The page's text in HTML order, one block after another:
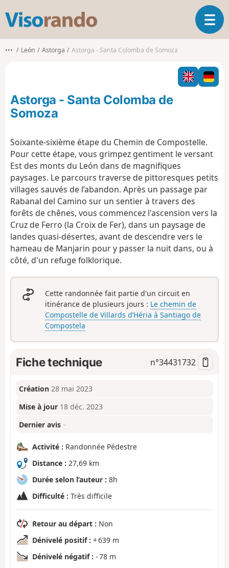
s
o
o
O
u
i
r
l
g
t
n
••• León Astorga Astorga - Santa Colomba de Somoza
Astorga - Santa Colomba de
Somoza
Soixante-sixième étape du Chemin de Compostelle.
Pour cette étape, vous grimpez gentiment le versant
Est des monts du León dans de magnifiques
paysages. Le parcours traverse de pittoresques petits
villages sauvés de l’abandon. Après un passage par
Rabanal del Camino sur un sentier à travers des
forêts de chênes, vous commencez l'ascension vers la
Cruz de Ferro (la Croix de Fer), dans un paysage de
landes quasi-désertes, avant de descendre vers le
hameau de Manjarin pour y passer la nuit dans, ou à
côté, d'un refuge folklorique.
Cette randonnée fait partie d'un circuit en
itinérance de plusieurs jours : Le chemin de
Compostelle de Villards d’Héria à Santiago de
Compostela
Fiche technique n°34431732
Création 28 mai 2023
Mise à jour 18 déc. 2023
Dernier avis –
Activité : Randonnée Pédestre
Distance : 27,69 km
Durée selon l’auteur : 8h
Difficulté : Très difficile
Retour au départ : Non
Dénivelé positif : + 639 m
Dénivelé négatif : - 78 m